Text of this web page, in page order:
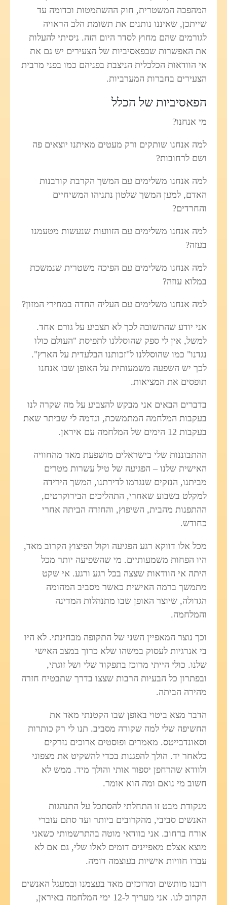
המהפכה המשטרית, חוק ההשתמטות וכדומה עד
שייתכן, שאיננו נותנים את תשומת הלב הראויה
לגורמים שהם מחוץ לסדר היום הזה. ניסיתי להעלות
את האפשרות שבפאסיביות של הצעירים יש גם את
אי הוודאות הכלכלית הניצבת בפניהם כמו בפני מרבית
הצעירים בחברות המערביות.
הפאסיביות של הכלל
מי אנחנו?
למה אנחנו שותקים ורק מעטים מאיתנו יוצאים פה
ושם לרחובות?
למה אנחנו משלימים עם המשך הקרבת קורבנות
האדם, למען המשך שלטון נתניהו המשיחיים
והחרדים?
למה אנחנו משלימים עם הזוועות שנעשות מטעמנו
בעזה?
למה אנחנו משלימים עם הפיכה משטרית שנמשכת
במלוא עוזה?
למה אנחנו משלימים עם העליה החדה במחירי המזון?
אני יודע שהתשובה לכך לא תצביע על גורם אחד.
למשל, אין לי ספק שהוסללנו לתפיסת "העולם כולו
נגדנו" כמו שהוסללנו ל"זכותנו הבלעדית על הארץ".
לכך יש השפעה משמעותית על האופן שבו אנחנו
תופסים את המציאות.
בדברים הבאים אני מבקש להצביע על מה שקרה לנו
בעקבות המלחמה המתמשכת, ונדמה לי שביתר שאת
בעקבות 12 הימים של המלחמה עם איראן.
ההתבוננות שלי בישראלים מושפעת מאד מהחוויה
האישית שלנו – הפגיעה של טיל עשרות מטרים
מביתנו, הנזקים שנגרמו לדירתנו, המשך הירידה
למקלט בשבוע שאחרי, התהליכים הבירוקרטים,
ההתפנות מהבית, השיפוץ, והחזרה הביתה אחרי
כחודש.
מכל אלו דווקא רגע הפגיעה וקול הפיצוץ הקרוב מאד,
היו הפחות משמעותיים. מי שהשפיעה יותר מכל
היתה אי הוודאות שצצה בכל רגע ורגע. אי שקט
מתמשך ברמה האישית כאשר מסביב המהומה
הגדולה, שיוצר האופן שבו מתנהלות המדינה
והמלחמה.
וכך נוצר המאפיין השני של התקופה מבחינתי. לא היו
בי אנרגיות לעסוק במשהו שלא כרוך במצב האישי
שלנו. כולי הייתי מרוכז בתפקוד שלי ושל זוגתי,
ובפתרון כל הבעיות הרבות שצצו בדרך שתבטיח חזרה
מהירה הביתה.
הדבר מצא ביטוי באופן שבו הקטנתי מאד את
החשיפה שלי למה שקורה מסביב. תנו לי רק כותרות
וסאונדבייטס. מאמרים ופוסטים ארוכים נזרקים
כלאחר יד. הולך להפגנות בכדי להשקיט את מצפוני
ולוודא שהרחפן יספור אותי והולך מיד. ממש לא
חשוב מי נואם ומה הוא אומר.
מנקודת מבט זו התחלתי להסתכל על התנהגות
האנשים סביבי, מהקרובים ביותר ועד סתם עוברי
אורח ברחוב. אני בוודאי מוטה בהתרשמותי כשאני
מוצא אצלם מאפיינים דומים לאלו שלי, גם אם לא
עברו חוויות אישיות בעוצמה דומה.
רובנו מותשים ומרוכזים מאד בעצמנו ובמעגל האנשים
הקרוב לנו. אני מעריך ל-12 ימי המלחמה באיראן,